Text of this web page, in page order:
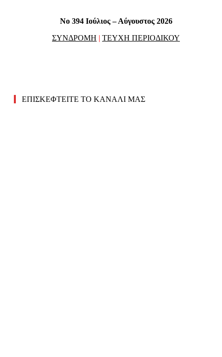
No 394 Ιούλιος – Αύγουστος 2026
ΣΥΝΔΡΟΜΗ | ΤΕΥΧΗ ΠΕΡΙΟΔΙΚΟΥ
ΕΠΙΣΚΕΦΤΕΙΤΕ ΤΟ ΚΑΝΑΛΙ ΜΑΣ